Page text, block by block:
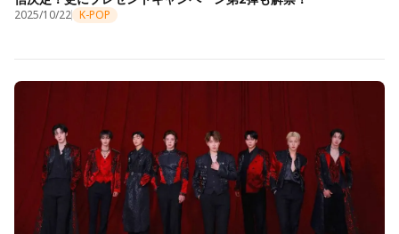
2025/10/22 K-POP